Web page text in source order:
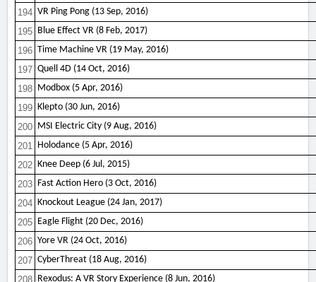
194 VR Ping Pong (13 Sep, 2016)
195 Blue Effect VR (8 Feb, 2017)
196 Time Machine VR (19 May, 2016)
197 Quell 4D (14 Oct, 2016)
198 Modbox (5 Apr, 2016)
199 Klepto (30 Jun, 2016)
200 MSI Electric City (9 Aug, 2016)
201 Holodance (5 Apr, 2016)
202 Knee Deep (6 Jul, 2015)
203 Fast Action Hero (3 Oct, 2016)
204 Knockout League (24 Jan, 2017)
205 Eagle Flight (20 Dec, 2016)
206 Yore VR (24 Oct, 2016)
207 CyberThreat (18 Aug, 2016)
208 Rexodus: A VR Story Experience (8 Jun, 2016)